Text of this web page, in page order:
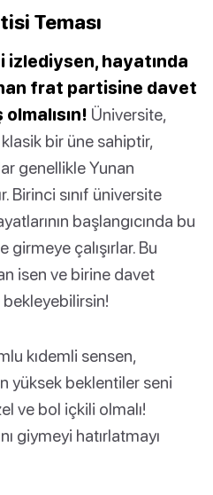
Teması
izlediysen, hayatında
frat partisine davet
Üniversite,
bir üne sahiptir,
genellikle Yunan
Birinci sınıf üniversite
başlangıcında bu
girmeye çalışırlar. Bu
isen ve birine davet
kıdemli sensen,
yüksek beklentiler seni
ve bol içkili olmalı!
giymeyi hatırlatmayı